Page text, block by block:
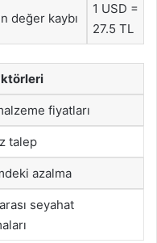
değer kaybı
1 USD =
27.5 TL
fiyatları
talep
azalma
seyahat